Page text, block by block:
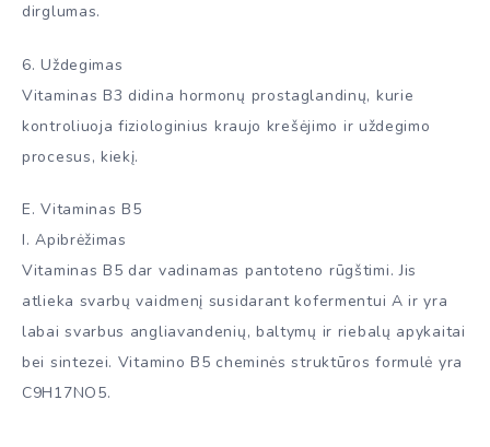
dirglumas.
6. Uždegimas
Vitaminas B3 didina hormonų prostaglandinų, kurie
kontroliuoja fiziologinius kraujo krešėjimo ir uždegimo
procesus, kiekį.
E. Vitaminas B5
I. Apibrėžimas
Vitaminas B5 dar vadinamas pantoteno rūgštimi. Jis
atlieka svarbų vaidmenį susidarant kofermentui A ir yra
labai svarbus angliavandenių, baltymų ir riebalų apykaitai
bei sintezei. Vitamino B5 cheminės struktūros formulė yra
C9H17NO5.